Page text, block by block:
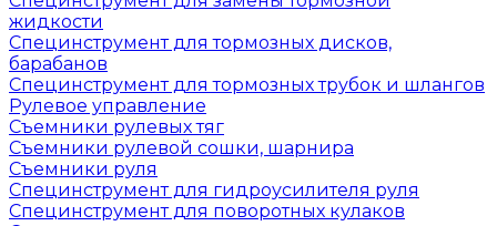
жидкости
Специнструмент для тормозных дисков,
барабанов
Специнструмент для тормозных трубок и шлангов
Рулевое управление
Съемники рулевых тяг
Съемники рулевой сошки, шарнира
Съемники руля
Специнструмент для гидроусилителя руля
Специнструмент для поворотных кулаков